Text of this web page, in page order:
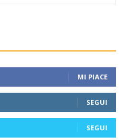
MI PIACE
SEGUI
SEGUI